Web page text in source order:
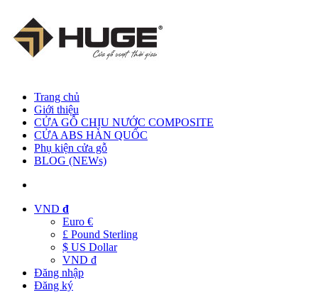
Trang chủ
Giới thiệu
CỬA GỖ CHỊU NƯỚC COMPOSITE
CỬA ABS HÀN QUỐC
Phụ kiện cửa gỗ
BLOG (NEWs)
VND đ
Euro €
£ Pound Sterling
$ US Dollar
VND đ
Đăng nhập
Đăng ký